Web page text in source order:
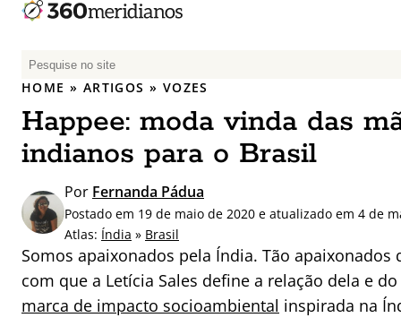
P
e
q
u
i
a
r
p
o
:
HOME » ARTIGOS » VOZES
Happee: moda vinda das
indianos para o Brasil
Por Fernanda Pádua
Postado em 19 de maio de 2020 e atualizado em 4 de
Atlas: Índia » Brasil
Somos apaixonados pela Índia. Tão
com que a Letícia Sales define a relação dela e
marca de impacto socioambiental inspirada na